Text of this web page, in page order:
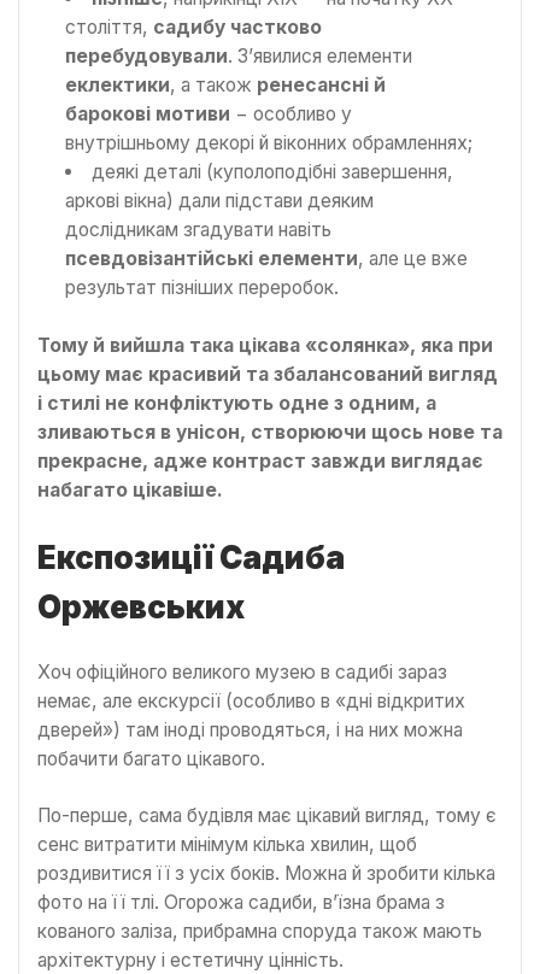
століття, садибу частково
перебудовували. З’явилися елементи
еклектики, а також ренесансні й
барокові мотиви − особливо у
внутрішньому декорі й віконних обрамленнях;
деякі деталі (куполоподібні завершення,
аркові вікна) дали підстави деяким
дослідникам згадувати навіть
псевдовізантійські елементи, але це вже
результат пізніших переробок.
Тому й вийшла така цікава «солянка», яка при
цьому має красивий та збалансований вигляд
і стилі не конфліктують одне з одним, а
зливаються в унісон, створюючи щось нове та
прекрасне, адже контраст завжди виглядає
набагато цікавіше.
Експозиції Садиба
Оржевських
Хоч офіційного великого музею в садибі зараз
немає, але екскурсії (особливо в «дні відкритих
дверей») там іноді проводяться, і на них можна
побачити багато цікавого.
По-перше, сама будівля має цікавий вигляд, тому є
сенс витратити мінімум кілька хвилин, щоб
роздивитися її з усіх боків. Можна й зробити кілька
фото на її тлі. Огорожа садиби, в’їзна брама з
кованого заліза, прибрамна споруда також мають
архітектурну і естетичну цінність.